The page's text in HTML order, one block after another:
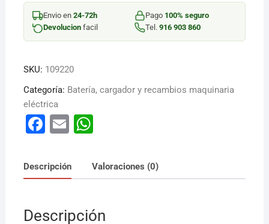
2
PZ
cantidad
Envio en 24-72h Pago 100% seguro
Devolucionfacil Tel. 916 903 860
SKU: 109220
Categoría: Batería, cargador y recambios maquinaria
eléctrica
F
c
e
E
ai
l
W
at
s
Descripción Valoraciones (0)
Descripción